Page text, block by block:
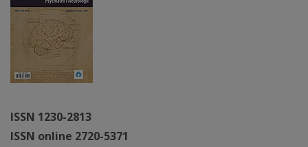
ISSN 1230-2813
ISSN online 2720-5371